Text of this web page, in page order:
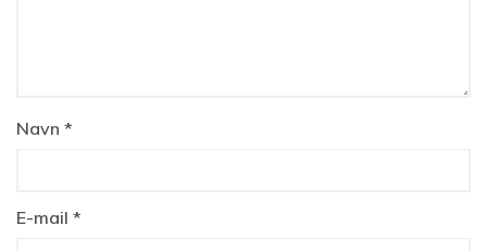
Navn *
E-mail *